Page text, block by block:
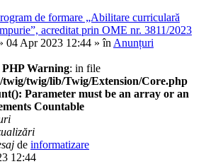
de formare „Abilitare curriculară
acreditat prin OME nr. 3811/2023
04 Apr 2023 12:44 » în Anunțuri
Warning: in file
twig/lib/Twig/Extension/Core.php
Parameter must be an array or an
Countable
de informatizare
12:44